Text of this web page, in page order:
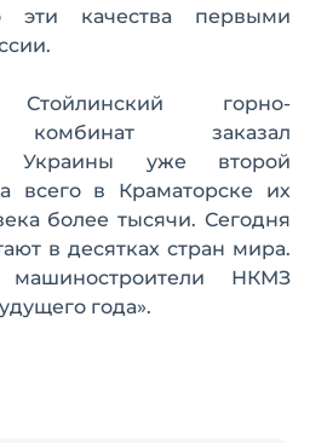
эти качества первыми
горно-
комбинат заказал
Украины уже второй
всего в Краматорске их
более тысячи. Сегодня
в десятках стран мира.
НКМЗ
года».